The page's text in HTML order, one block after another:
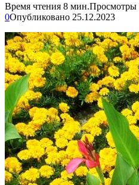
Время чтения 8 мин.Просмотры
0Опубликовано 25.12.2023